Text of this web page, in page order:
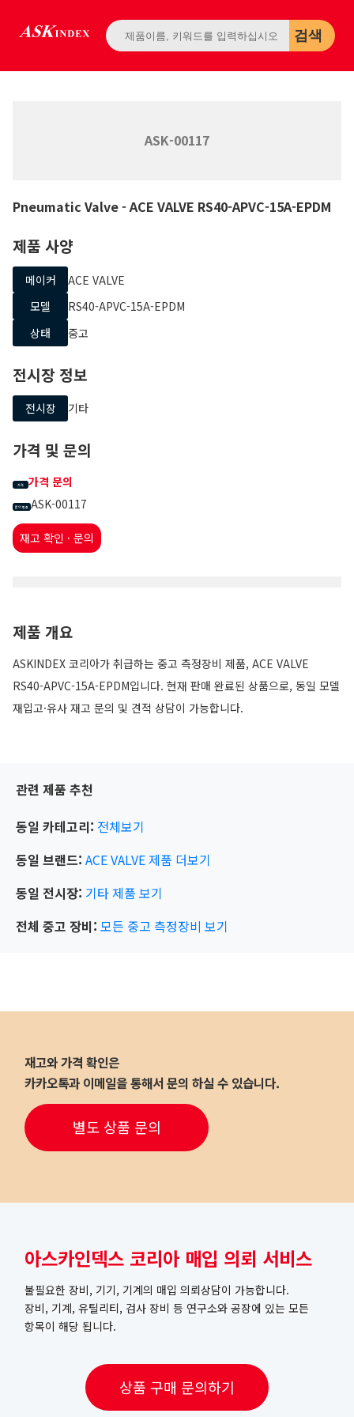
검색
ASK-00117
Pneumatic Valve- ACE VALVE RS40-APVC-15A-EPDM
제품 사양
메이커
ACE VALVE
모델
RS40-APVC-15A-EPDM
상태
중고
전시장 정보
전시장 기타
가격 및 문의
가격 가격 문의
문의 번호 ASK-00117
재고 확인 · 문의
제품 개요
ASKINDEX 코리아가 취급하는 중고 측정장비 제품, ACE VALVE
RS40-APVC-15A-EPDM입니다. 현재 판매 완료된 상품으로, 동일 모델
재입고·유사 재고 문의 및 견적 상담이 가능합니다.
관련 제품 추천
동일 카테고리: 전체보기
동일 브랜드: ACE VALVE제품 더보기
동일 전시장: 기타제품 보기
전체 중고 장비: 모든 중고 측정장비 보기
재고와 가격 확인은
카카오톡과 이메일을 통해서 문의 하실 수 있습니다.
별도 상품 문의
아스카인덱스 코리아 매입 의뢰 서비스
불필요한 장비, 기기, 기계의 매입 의뢰상담이 가능합니다.
장비, 기계, 유틸리티, 검사 장비 등 연구소와 공장에 있는 모든
항목이 해당 됩니다.
상품 구매 문의하기